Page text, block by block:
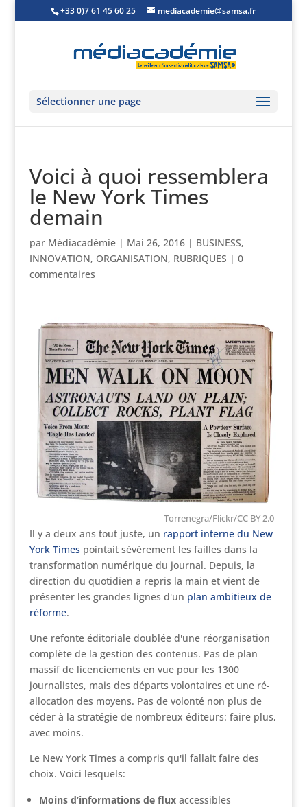
+33 0)7 61 45 60 25 mediacademie@samsa.fr
Sélectionner une page
Voici à quoi ressemblera
le New York Times
demain
par Médiacadémie| Mai 26, 2016| BUSINESS,
INNOVATION, ORGANISATION, RUBRIQUES | 0
commentaires
Torrenegra/Flickr/CC BY 2.0
Il y a deux ans tout juste, un rapport interne du New
York Times pointait sévèrement les failles dans la
transformation numérique du journal. Depuis, la
direction du quotidien a repris la main et vient de
présenter les grandes lignes d'un plan ambitieux de
réforme.
Une refonte éditoriale doublée d'une réorganisation
complète de la gestion des contenus. Pas de plan
massif de licenciements en vue pour les 1300
journalistes, mais des départs volontaires et une ré-
allocation des moyens. Pas de volonté non plus de
céder à la stratégie de nombreux éditeurs: faire plus,
avec moins.
Le New York Times a compris qu'il fallait faire des
choix. Voici lesquels:
Moins d’informations de fluxaccessibles